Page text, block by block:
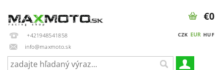
+421948541858
info@maxmoto.sk
CZK EUR HUF
€0